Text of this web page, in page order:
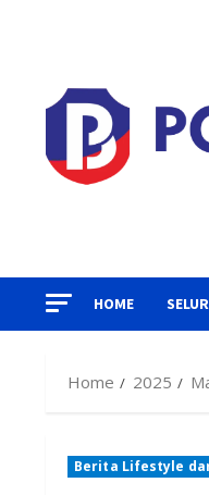
HOME
Home 2025
Berita Lifestyle